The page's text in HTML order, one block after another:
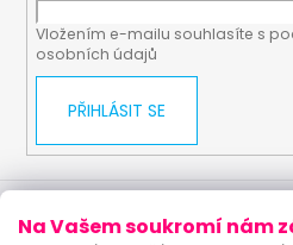
Na Vašem soukromí nám
Vložením e-mailu souhlasíte s
osobních údajů
PŘIHLÁSIT SE
Vytvořil Shoptet